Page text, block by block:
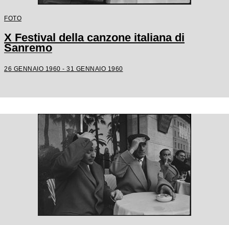
FOTO
X Festival della canzone italiana di
Sanremo
26 GENNAIO 1960 - 31 GENNAIO 1960